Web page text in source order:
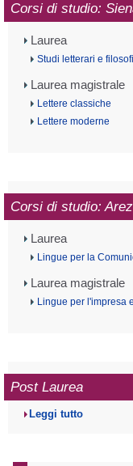
Corsi di studio:
Laurea
Studi letterari e
Laurea magistrale
Lettere classiche
Lettere moderne
Corsi di studio:
Laurea
Lingue per la
Laurea magistrale
Lingue per l'impresa
Post Laurea
Leggi tutto